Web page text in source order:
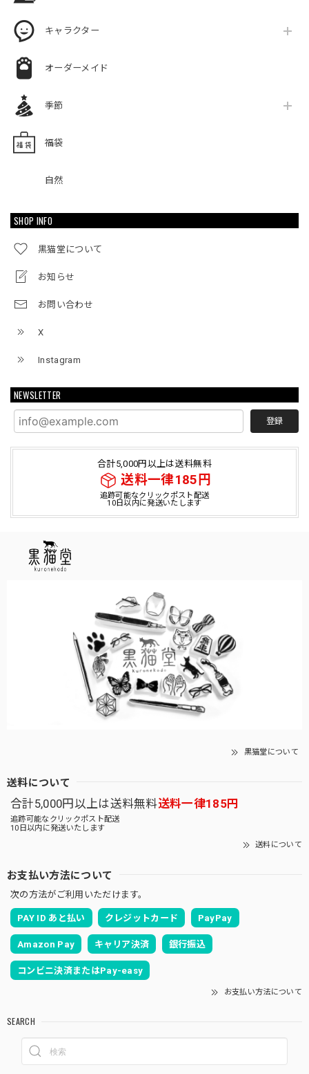
キャラクター
オーダーメイド
季節
福袋
自然
SHOP INFO
黒猫堂について
お知らせ
お問い合わせ
X
Instagram
NEWSLETTER
登録
合計5,000円以上は送料無料
送料一律185円
追跡可能なクリックポスト配送
10日以内に発送いたします
黒猫堂について
送料について
合計5,000円以上は送料無料送料一律185円
追跡可能なクリックポスト配送
10日以内に発送いたします
送料について
お支払い方法について
次の方法がご利用いただけます。
PAY ID あと払い クレジットカード PayPay
Amazon Pay キャリア決済 銀行振込
コンビニ決済またはPay-easy
お支払い方法について
SEARCH